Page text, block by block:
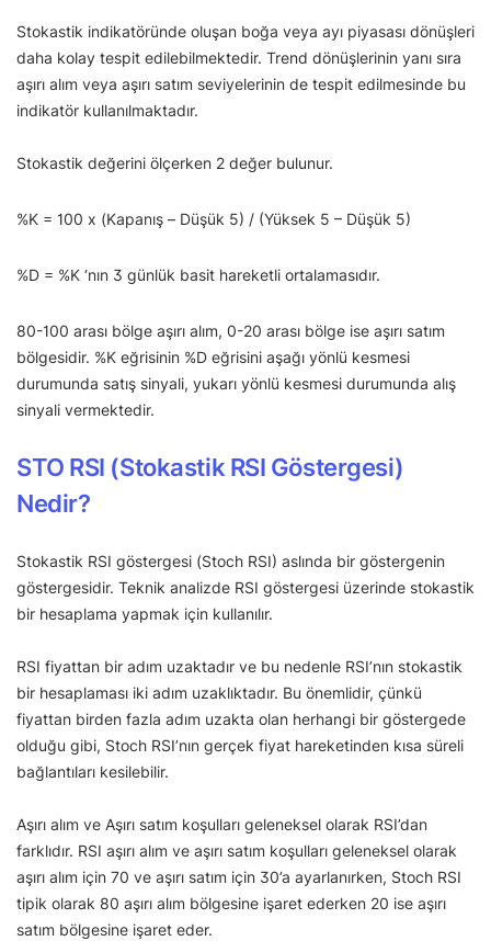
Stokastik indikatöründe oluşan boğa veya ayı piyasası dönüşleri
daha kolay tespit edilebilmektedir. Trend dönüşlerinin yanı sıra
aşırı alım veya aşırı satım seviyelerinin de tespit edilmesinde bu
indikatör kullanılmaktadır.
Stokastik değerini ölçerken 2 değer bulunur.
%K = 100 x (Kapanış – Düşük 5) / (Yüksek 5 – Düşük 5)
%D = %K ‘nın 3 günlük basit hareketli ortalamasıdır.
80-100 arası bölge aşırı alım, 0-20 arası bölge ise aşırı satım
bölgesidir. %K eğrisinin %D eğrisini aşağı yönlü kesmesi
durumunda satış sinyali, yukarı yönlü kesmesi durumunda alış
sinyali vermektedir.
STO RSI (Stokastik RSI Göstergesi)
Nedir?
Stokastik RSI göstergesi (Stoch RSI) aslında bir göstergenin
göstergesidir. Teknik analizde RSI göstergesi üzerinde stokastik
bir hesaplama yapmak için kullanılır.
RSI fiyattan bir adım uzaktadır ve bu nedenle RSI’nın stokastik
bir hesaplaması iki adım uzaklıktadır. Bu önemlidir, çünkü
fiyattan birden fazla adım uzakta olan herhangi bir göstergede
olduğu gibi, Stoch RSI’nın gerçek fiyat hareketinden kısa süreli
bağlantıları kesilebilir.
Aşırı alım ve Aşırı satım koşulları geleneksel olarak RSI’dan
farklıdır. RSI aşırı alım ve aşırı satım koşulları geleneksel olarak
aşırı alım için 70 ve aşırı satım için 30’a ayarlanırken, Stoch RSI
tipik olarak 80 aşırı alım bölgesine işaret ederken 20 ise aşırı
satım bölgesine işaret eder.